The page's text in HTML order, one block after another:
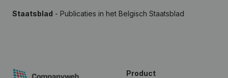
Staatsblad - Publicaties in het Belgisch Staatsblad
Product